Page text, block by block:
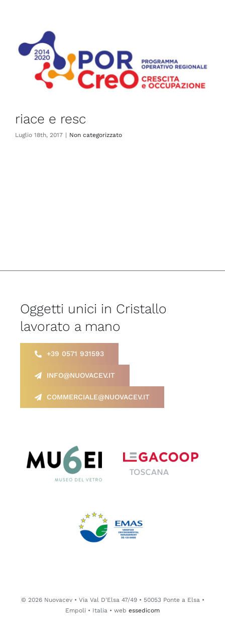
riace e resc
Luglio 18th, 2017 | Non categorizzato
Oggetti unici in Cristallo
lavorato a mano
+39 0571 931593
INFO@NUOVACEV.IT
COMMERCIALE@NUOVACEV.IT
© 2026 Nuovacev • Via Val D'Elsa 47/49 • 50053 Ponte a Elsa •
Empoli • Italia • web essedicom